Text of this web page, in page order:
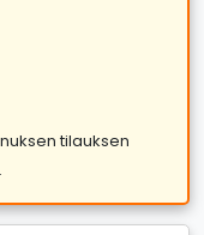
tilauksen